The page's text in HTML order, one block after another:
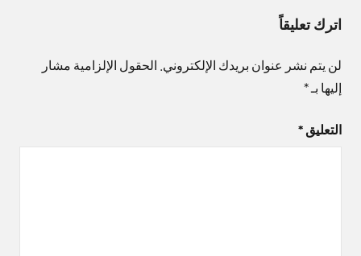
اترك تعليقاً
لن يتم نشر عنوان بريدك الإلكتروني. الحقول الإلزامية مشار
إليها بـ*
التعليق *